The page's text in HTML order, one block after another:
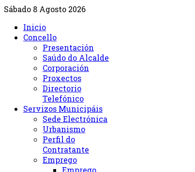
Sábado 8 Agosto 2026
Inicio
Concello
Presentación
Saúdo do Alcalde
Corporación
Proxectos
Directorio
Telefónico
Servizos Municipáis
Sede Electrónica
Urbanismo
Perfil do
Contratante
Emprego
Emprego